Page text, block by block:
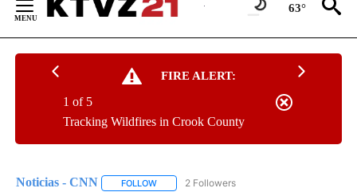
Content
63°
FIRE ALERT:
Tracking Wildfires in Crook County
1 of 5
Noticias - CNN FOLLOW FOLLOW "NOTICIAS - CNN" TO RECEIVE
2 Followers